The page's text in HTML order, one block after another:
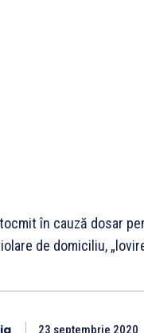
în cauză dosar
de domiciliu,
23 septembrie 2020